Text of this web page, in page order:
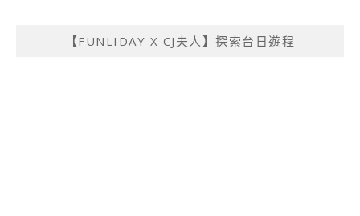
【FUNLIDAY X CJ夫人】探索台日遊程